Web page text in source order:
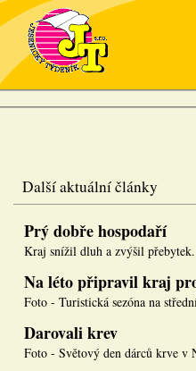
Další aktuální články
Prý dobře hospodaří
Kraj snížil dluh a zvýšil
Na léto připravil kraj
Foto - Turistická sezóna na
Darovali krev
Foto - Světový den dárců krve v